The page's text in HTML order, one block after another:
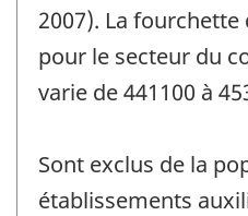
2007). La fourchette
pour le secteur du
varie de 441100 à
Sont exclus de la
établissements